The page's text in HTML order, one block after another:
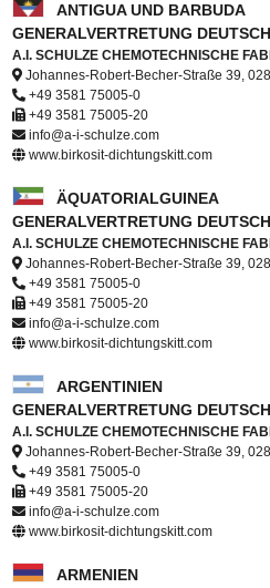
ANTIGUA UND BARBUDA
GENERALVERTRETUNG
A.I. SCHULZE CHEMOTECHNISCHE
Johannes-Robert-Becher-Straße 39,
+49 3581 75005-0
+49 3581 75005-20
info@a-i-schulze.com
www.birkosit-dichtungskitt.com
ÄQUATORIALGUINEA
GENERALVERTRETUNG
A.I. SCHULZE CHEMOTECHNISCHE
Johannes-Robert-Becher-Straße 39,
+49 3581 75005-0
+49 3581 75005-20
info@a-i-schulze.com
www.birkosit-dichtungskitt.com
ARGENTINIEN
GENERALVERTRETUNG
A.I. SCHULZE CHEMOTECHNISCHE
Johannes-Robert-Becher-Straße 39,
+49 3581 75005-0
+49 3581 75005-20
info@a-i-schulze.com
www.birkosit-dichtungskitt.com
ARMENIEN